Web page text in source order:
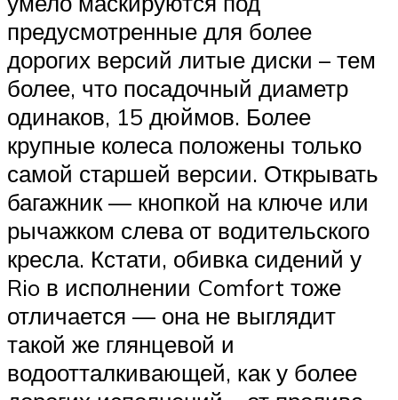
предусмотренные для более
дорогих версий литые диски – тем
более, что посадочный диаметр
одинаков, 15 дюймов. Более
крупные колеса положены только
самой старшей версии. Открывать
багажник — кнопкой на ключе или
рычажком слева от водительского
кресла. Кстати, обивка сидений у
Rio в исполнении Comfort тоже
отличается — она не выглядит
такой же глянцевой и
водоотталкивающей, как у более